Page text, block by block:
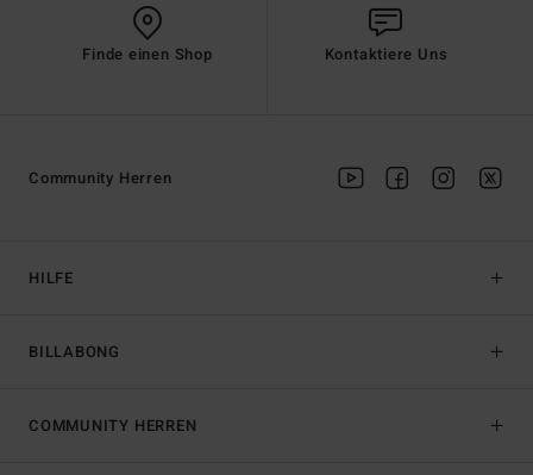
Finde einen Shop Kontaktiere Uns
HILFE
BILLABONG
Community Herren
COMMUNITY HERREN